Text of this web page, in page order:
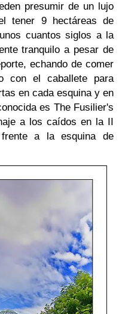
presumir de un lujo
tener 9 hectáreas de
cuantos siglos a la
tranquilo a pesar de
echando de comer
con el caballete para
en cada esquina y en
es The Fusilier's
a los caídos en la II
a la esquina de